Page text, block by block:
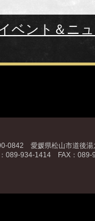
ベント＆ニ
0842 愛媛県松山市道後湯
089-934-1414 FAX：089-